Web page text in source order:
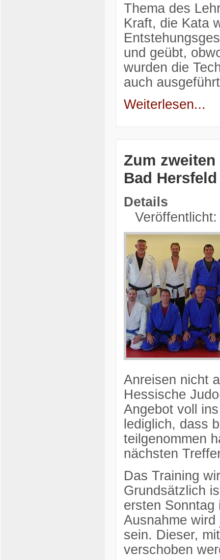
Thema des
Kraft, die Kata
und geübt,
wurden die
auch
Weiterlesen...
Zum zweiten
Bad Hersfeld
Details
Anreisen nicht
Hessische
Angebot voll
lediglich, dass
teilgenommen
nächsten
Das Training
Grundsätzlich
ersten Sonntag
Ausnahme
sein. Dieser,
verschoben